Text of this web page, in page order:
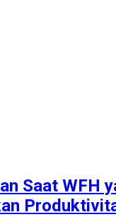
Saat WFH